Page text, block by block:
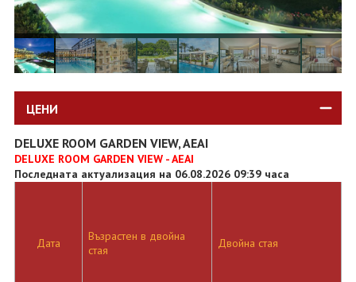
ЦЕНИ
DELUXE ROOM GARDEN VIEW, AEAI
DELUXE ROOM GARDEN VIEW - AEAI
Последната актуализация на 06.08.2026 09:39 часа
Дата
Възрастен в двойна
стая
Двойна стая